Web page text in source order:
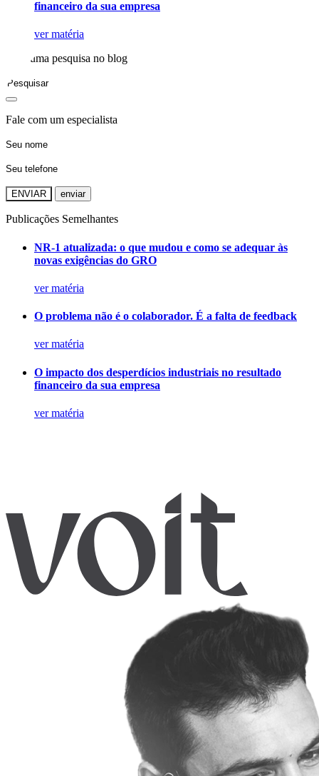
financeiro da sua empresa
ver matéria
Faça uma pesquisa no blog
Fale com um especialista
ENVIAR
Publicações Semelhantes
NR-1 atualizada: o que mudou e como se adequar às
novas exigências do GRO
ver matéria
O problema não é o colaborador. É a falta de feedback
ver matéria
O impacto dos desperdícios industriais no resultado
financeiro da sua empresa
ver matéria